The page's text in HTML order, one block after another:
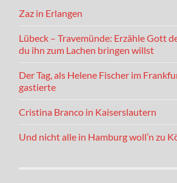
Zaz in Erlangen
Lübeck – Travemünde: Erzähle Gott
du ihn zum Lachen bringen willst
Der Tag, als Helene Fischer im
gastierte
Cristina Branco in Kaiserslautern
Und nicht alle in Hamburg woll’n zu